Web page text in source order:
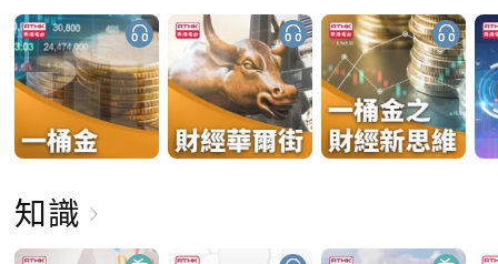
知識